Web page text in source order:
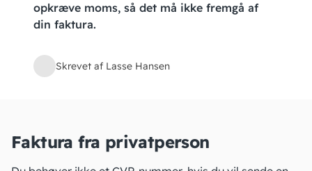
opkræve moms, så det må ikke fremgå af
din faktura.
Skrevet af Lasse Hansen
Faktura fra privatperson